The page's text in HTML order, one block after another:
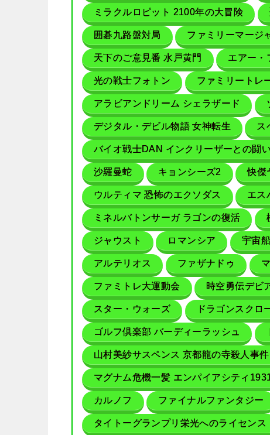
ミラクルロピット 2100年の大冒険
囲碁九路盤対局 ファミリーマージ
天下のご意見番 水戸黄門 エアー・
光の戦士フォトン ファミリートレ
アラビアンドリーム シェラザード
デジタル・デビル物語 女神転生 ス
バイオ戦士DAN インクリーザーとの闘い
沙羅曼蛇 キョンシーズ2 快傑
ウルティマ 恐怖のエクソダス エス
ミネルバトンサーガ ラゴンの復活
ジャウスト ロマンシア 宇宙
アルテリオス ファザナドゥ
ファミトレ大運動会 時空勇伝デビ
スター・ウォーズ ドラゴンスクロ
ゴルフ倶楽部 バーディーラッシュ
山村美紗サスペンス 京都龍の寺殺人事件
マグナム危機一髪 エンパイアシティ
カルノフ ファイナルファンタジー
タイトーグランプリ栄光へのライセンス